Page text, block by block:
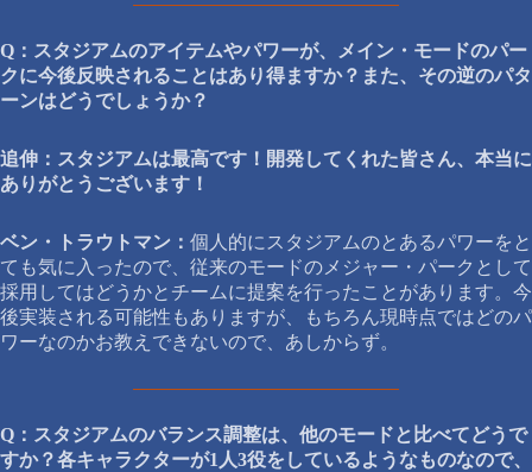
Q：スタジアムのアイテムやパワーが、メイン・モードのパー
クに今後反映されることはあり得ますか？また、その逆のパタ
ーンはどうでしょうか？
追伸：スタジアムは最高です！開発してくれた皆さん、本当に
ありがとうございます！
ベン・トラウトマン： 個人的にスタジアムのとあるパワーをと
ても気に入ったので、従来のモードのメジャー・パークとして
採用してはどうかとチームに提案を行ったことがあります。今
後実装される可能性もありますが、もちろん現時点ではどのパ
ワーなのかお教えできないので、あしからず。
Q：スタジアムのバランス調整は、他のモードと比べてどうで
すか？各キャラクターが1人3役をしているようなものなので、